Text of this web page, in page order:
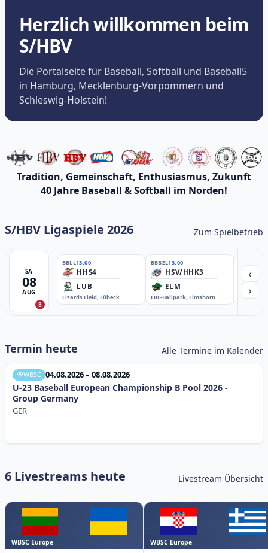
Herzlich willkommen beim
S/HBV
Die Portalseite für Baseball, Softball und Baseball5
in Hamburg, Mecklenburg-Vorpommern und
Schleswig-Holstein!
Tradition, Gemeinschaft, Enthusiasmus, Zukunft
40 Jahre Baseball & Softball im Norden!
S/HBV Ligaspiele 2026 Zum Spielbetrieb
SA
08
AUG
8
BBLL13:00
HHS4
LUB
Lizards Field, Lübeck
BBBZL13:00
HSV/HHK3
ELM
EBE-Ballpark, Elmshorn
‹
›
Termin heute Alle Termine im Kalender
WBSC 04.08.2026 – 08.08.2026
U-23 Baseball European Championship B Pool 2026 -
Group Germany
GER
6 Livestreams heute Livestream Übersicht
WBSC Europe WBSC Europe